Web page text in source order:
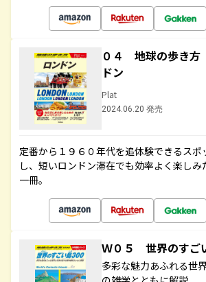
０４ 地球の歩き
ドン
Plat
2024.06.20 発売
定番から１９６０年代を追体験できるス
し、短いロンドン滞在でも効率よく楽し
一冊。
Ｗ０５ 世界のすご
多彩な魅力あふれる世